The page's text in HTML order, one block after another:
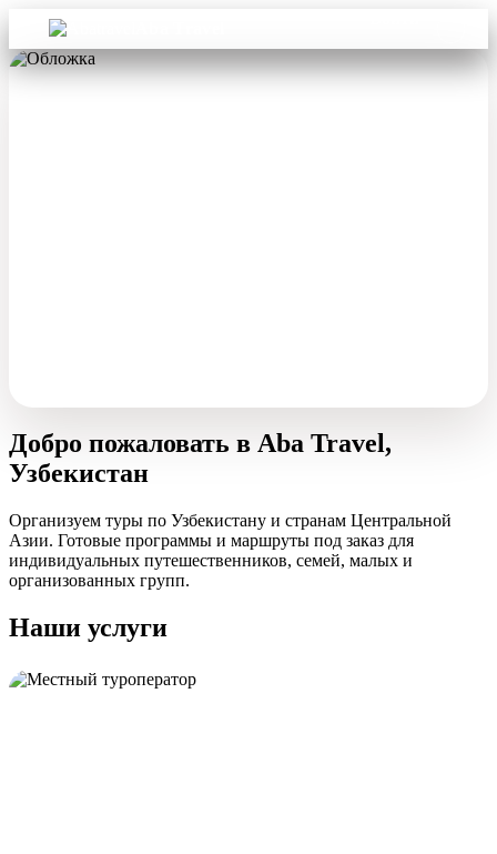
Добро пожаловать в Aba Travel,
Узбекистан
Организуем туры по Узбекистану и странам Центральной
Азии. Готовые программы и маршруты под заказ для
индивидуальных путешественников, семей, малых и
организованных групп.
Наши услуги